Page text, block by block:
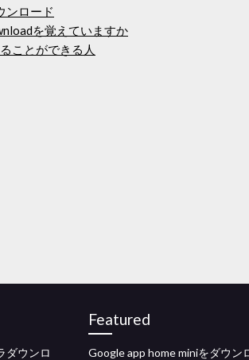
ンロード
を覚えていますか
ことができる人
ダウンロ
Featured
Google app home miniをダウン